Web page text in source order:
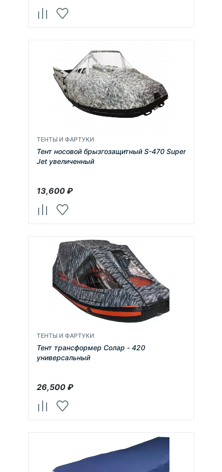
ТЕНТЫ И ФАРТУКИ
Тент носовой брызгозащитный S-470 Super
Jet увеличенный
13,600₽
ТЕНТЫ И ФАРТУКИ
Тент трансформер Солар - 420
универсальный
26,500₽